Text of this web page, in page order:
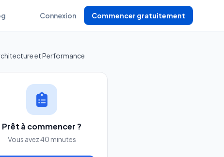
Connexion Commencer gratuitement
et Performance
Prêt à commencer ?
Vous avez 40 minutes